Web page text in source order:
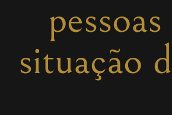
situação